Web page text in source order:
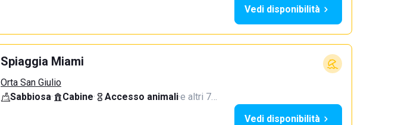
Vedi disponibilità
Spiaggia Miami
Orta San Giulio
Sabbiosa· Cabine· Accesso animali·e altri 7…
Vedi disponibilità